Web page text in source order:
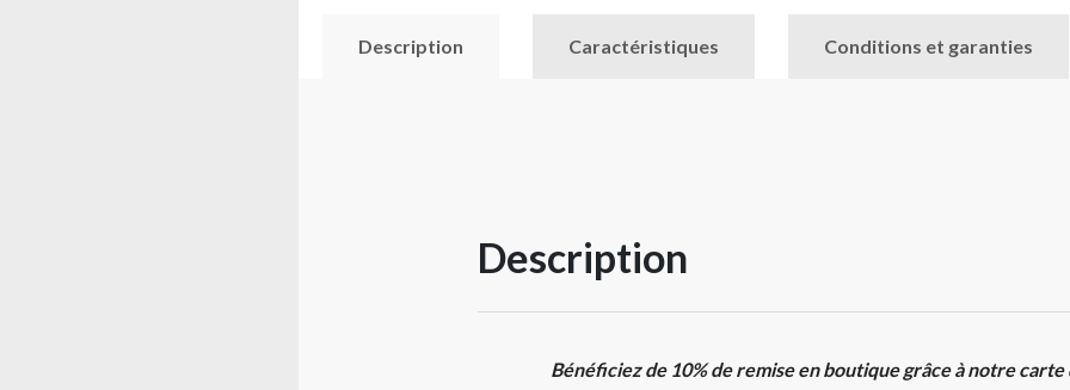
Description Caractéristiques Conditions et garanties
Description
Bénéficiez de 10% de remise en boutique grâce à notre carte